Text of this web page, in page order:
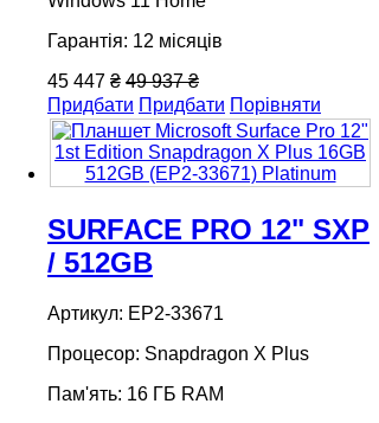
Гарантія: 12 місяців
45 447 ₴ 49 937 ₴
Придбати Придбати Порівняти
SURFACE PRO 12" SXP
/ 512GB
Артикул: EP2-33671
Процесор: Snapdragon X Plus
Пам'ять: 16 ГБ RAM